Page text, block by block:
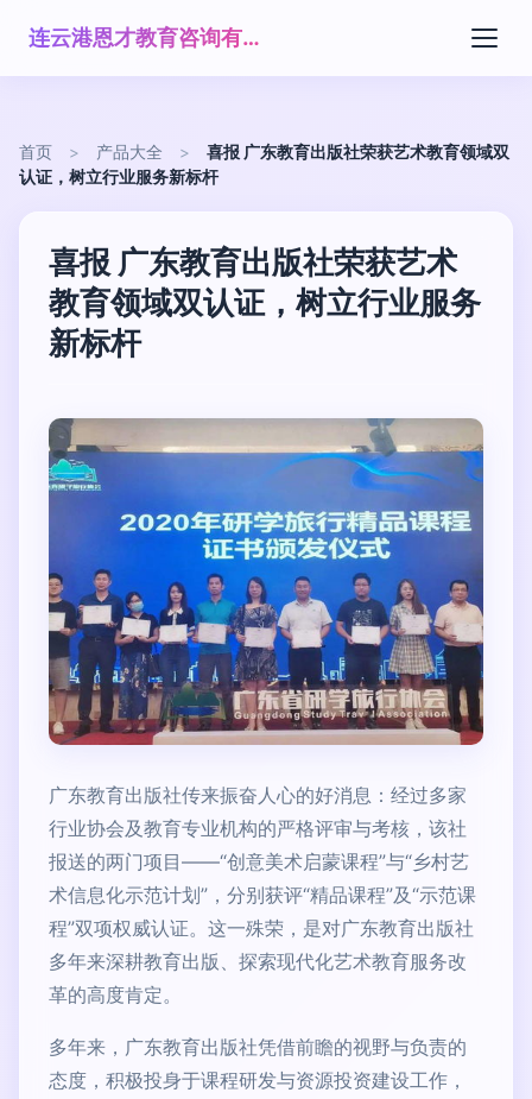
连云港恩才教育咨询有限公司
首页 > 产品大全 >
喜报 广东教育出版社荣获艺术教育领域双
认证，树立行业服务新标杆
喜报 广东教育出版社荣获艺术
教育领域双认证，树立行业服务
新标杆
广东教育出版社传来振奋人心的好消息：经过多家
行业协会及教育专业机构的严格评审与考核，该社
报送的两门项目——“创意美术启蒙课程”与“乡村艺
术信息化示范计划”，分别获评“精品课程”及“示范课
程”双项权威认证。这一殊荣，是对广东教育出版社
多年来深耕教育出版、探索现代化艺术教育服务改
革的高度肯定。
多年来，广东教育出版社凭借前瞻的视野与负责的
态度，积极投身于课程研发与资源投资建设工作，